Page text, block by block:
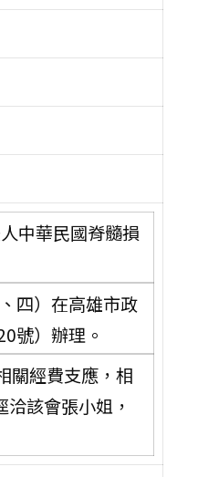
中華民國脊髓損
四）在高雄市政
號）辦理。
關經費支應，相
該會張小姐，